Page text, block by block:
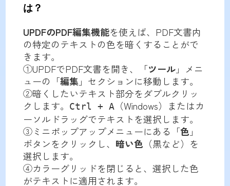
は？
UPDFのPDF編集機能を使えば、PDF文書内
の特定のテキストの色を暗くすることがで
きます。
①UPDFでPDF文書を開き、「ツール」メニ
ューの「編集」セクションに移動します。
②暗くしたいテキスト部分をダブルクリッ
クします。
Ctrl + A（Windows）またはカ
ーソルドラッグでテキストを選択します。
③ミニポップアップメニューにある「色 」
ボタンをクリックし、 暗い色 （黒など）を
選択します。
④カラーグリッドを閉じると、選択した色
がテキストに適用されます。